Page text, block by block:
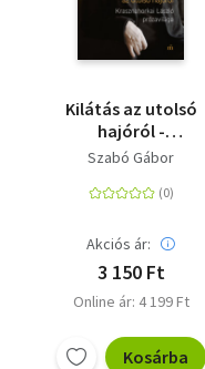
Kilátás az utolsó
hajóról -
Krasznahorkai László
Szabó Gábor
Akciós ár:
3 150 Ft
Online ár: 4 199 Ft
Kosárba